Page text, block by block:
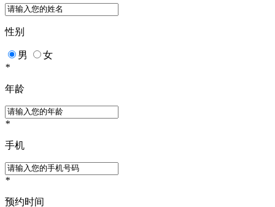
性别
男
女
*
年龄
*
手机
*
预约时间